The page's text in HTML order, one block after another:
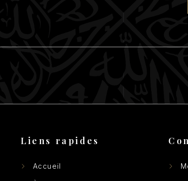
Liens rapides
Accueil